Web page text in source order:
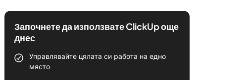
Започнете да използвате ClickUp още
днес
Управлявайте цялата си работа на едно
място